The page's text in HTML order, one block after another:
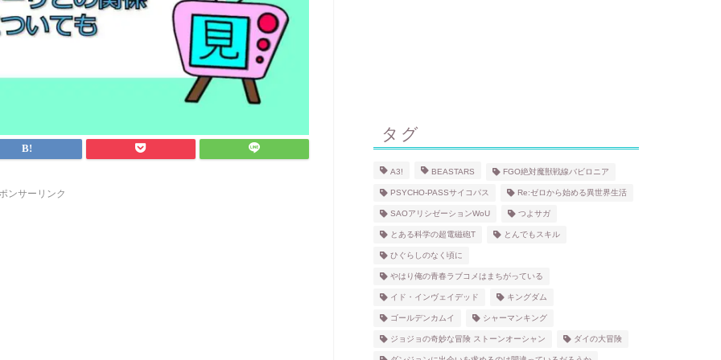
ンサーリンク
タグ
A3! BEASTARS FGO絶対魔獣戦線バビロニア
PSYCHO-PASSサイコパス Re:ゼロから始める異世界生活
SAOアリシゼーションWoU つよサガ
とある科学の超電磁砲T とんでもスキル
ひぐらしのなく頃に
やはり俺の青春ラブコメはまちがっている
イド・インヴェイデッド キングダム
ゴールデンカムイ シャーマンキング
ジョジョの奇妙な冒険 ストーンオーシャン ダイの大冒険